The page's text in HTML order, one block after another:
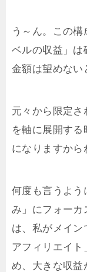
う～ん。この
ベルの収益」は
金額は望めない
元々から限定さ
を軸に展開す
になりますから
何度も言うよう
み」にフォーカ
は、私がメイン
アフィリエイト
め、大きな収益